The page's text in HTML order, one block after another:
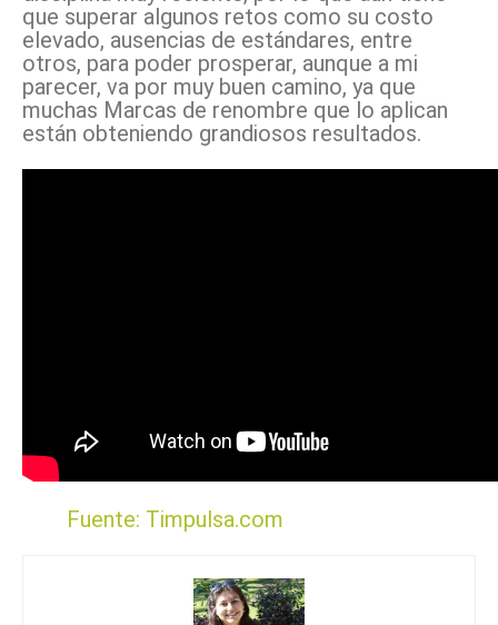
que superar algunos retos como su costo
elevado, ausencias de estándares, entre
otros, para poder prosperar, aunque a mi
parecer, va por muy buen camino, ya que
muchas Marcas de renombre que lo aplican
están obteniendo grandiosos resultados.
Fuente: Timpulsa.com